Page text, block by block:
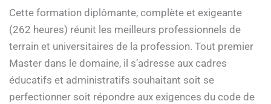
Cette formation diplômante, complète et exigeante
(262 heures) réunit les meilleurs professionnels de
terrain et universitaires de la profession. Tout premier
Master dans le domaine, il s’adresse aux cadres
éducatifs et administratifs souhaitant soit se
perfectionner soit répondre aux exigences du code de